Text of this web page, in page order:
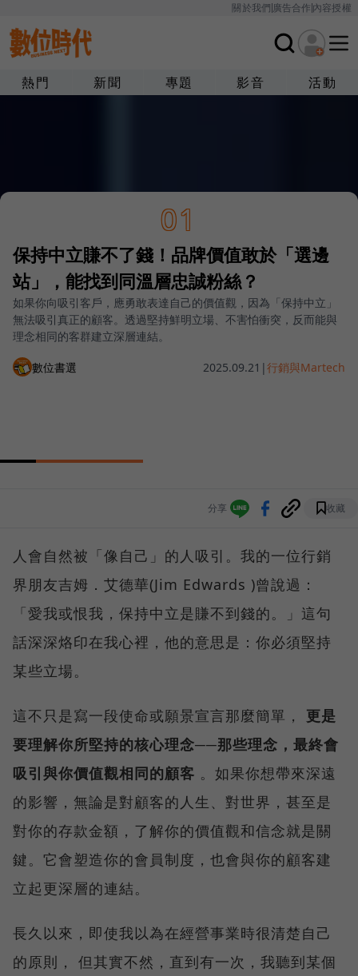
關於我們廣告合作內容授權
熱門 新聞 專題 影音 活動
01
保持中立賺不了錢！品牌價值敢於「選邊
站」，能找到同溫層忠誠粉絲？
如果你向吸引客戶，應勇敢表達自己的價值觀，因為「保持中立」
無法吸引真正的顧客。透過堅持鮮明立場、不害怕衝突，反而能與
理念相同的客群建立深層連結。
數位書選 2025.09.21 |行銷與Martech
分享 收藏
人會自然被「像自己」的人吸引。我的一位行銷
界朋友吉姆．艾德華(Jim Edwards )曾說過：
「愛我或恨我，保持中立是賺不到錢的。」這句
話深深烙印在我心裡，他的意思是：你必須堅持
某些立場。
這不只是寫一段使命或願景宣言那麼簡單， 更是
要理解你所堅持的核心理念──那些理念，最終會
吸引與你價值觀相同的顧客 。如果你想帶來深遠
的影響，無論是對顧客的人生、對世界，甚至是
對你的存款金額，了解你的價值觀和信念就是關
鍵。它會塑造你的會員制度，也會與你的顧客建
立起更深層的連結。
長久以來，即使我以為在經營事業時很清楚自己
的原則， 但其實不然，直到有一次，我聽到某個